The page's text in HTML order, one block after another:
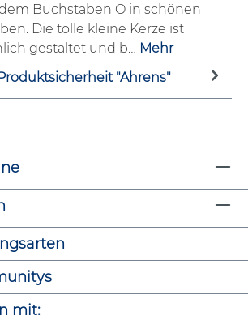
Buchstaben O in schönen
Die tolle kleine Kerze ist
gestaltet und b… Mehr
"Ahrens"
mit: